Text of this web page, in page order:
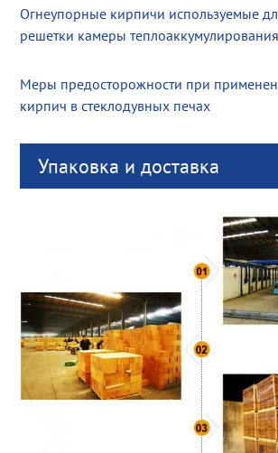
Огнеупорные кирпичи используемые
решетки камеры теплоаккумулирования
Меры предосторожности при
кирпич в стеклодувных печах
Упаковка и доставка